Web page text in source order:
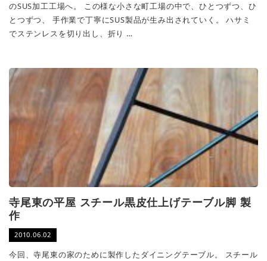
のSUS加工工場へ。 この様な小さな町工場の中で、ひとつずつ、ひ
とつずつ、 手作業で丁寧にSUS製品が生み出されていく。 ハサミ
でステンレスを切り出し、折り …
寺尾東の平屋 スチール黒皮仕上げテーブル脚 製
作
2010.06.02
今回、寺尾東の家のために製作したダイニングテーブル。 スチール